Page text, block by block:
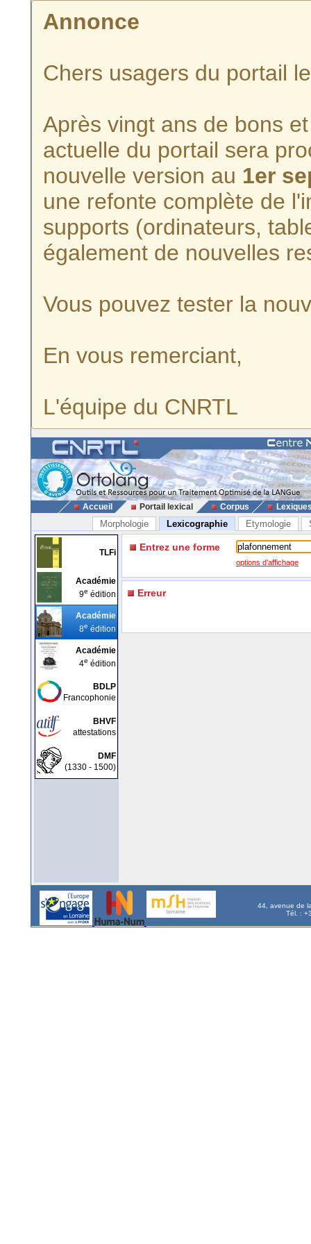
Annonce
Chers usagers du portail
Après vingt ans de bons
actuelle du portail sera
nouvelle version au 1er
une refonte complète de
supports (ordinateurs,
également de nouvelles
Vous pouvez tester la
En vous remerciant,
L'équipe du CNRTL
Accueil Portail lexical Corpus
Morphologie Lexicographie Etymologie
TLFi
Académie
9e édition
Académie
8e édition
Académie
4e édition
BDLP
Francophonie
BHVF
attestations
DMF
(1330 - 1500)
Entrez une forme
options d'affichage
Erreur
44, avenue de
Tél. :